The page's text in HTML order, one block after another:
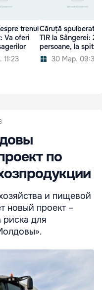
trenul
Va oferi
Căruță spulberată
TIR la Sângerei: 2
persoane, la spital
30 Мар. 09:31
по
и пищевой
новый проект –
для